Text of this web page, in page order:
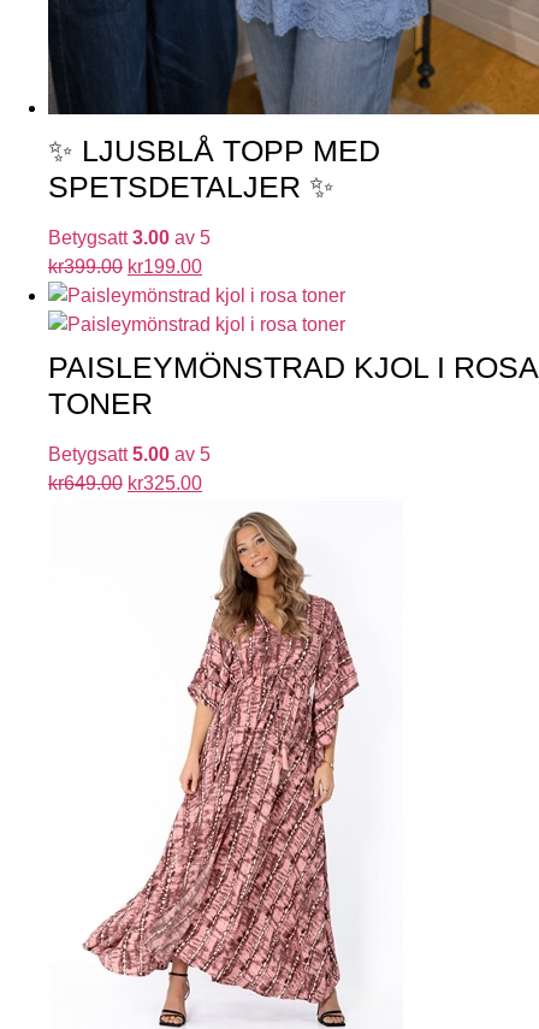
✨ LJUSBLÅ TOPP MED
SPETSDETALJER ✨
Betygsatt3.00 av 5
kr399.00 kr199.00
PAISLEYMÖNSTRAD KJOL I ROSA
TONER
Betygsatt5.00 av 5
kr649.00 kr325.00